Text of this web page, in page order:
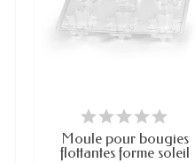
DERNIERS ARTICLES EN STOCK
Moule pour bougies
flottantes forme soleil